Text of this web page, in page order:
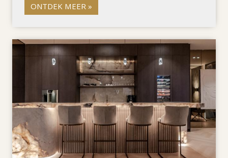
ONTDEK MEER »